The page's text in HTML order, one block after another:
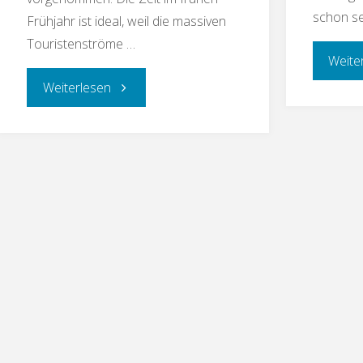
Frühjahr ist ideal, weil die massiven
Touristenströme …
Weiterlesen
schon